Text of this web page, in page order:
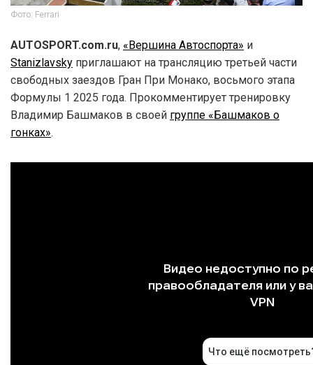
Фото: Ferrari
AUTOSPORT.com.ru, «Вершина Автоспорта» и
Stanizlavsky приглашают на трансляцию третьей части
свободных заездов Гран При Монако, восьмого этапа
Формулы 1 2025 года. Прокомментирует тренировку
Владимир Башмаков в своей группе «Башмаков о
гонках».